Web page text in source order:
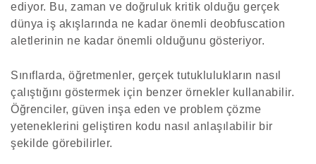
ediyor. Bu, zaman ve doğruluk kritik olduğu gerçek
dünya iş akışlarında ne kadar önemli deobfuscation
aletlerinin ne kadar önemli olduğunu gösteriyor.
Sınıflarda, öğretmenler, gerçek tutuklulukların nasıl
çalıştığını göstermek için benzer örnekler kullanabilir.
Öğrenciler, güven inşa eden ve problem çözme
yeteneklerini geliştiren kodu nasıl anlaşılabilir bir
şekilde görebilirler.